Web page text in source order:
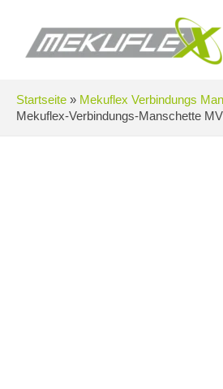
springen
Startseite » Mekuflex Verbindungs
Mekuflex-Verbindungs-Manschette